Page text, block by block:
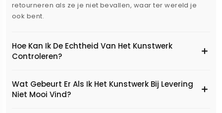
retourneren als ze je niet bevallen, waar ter wereld je
ook bent.
Hoe Kan Ik De Echtheid Van Het Kunstwerk
Controleren?
Wat Gebeurt Er Als Ik Het Kunstwerk Bij Levering
Niet Mooi Vind?